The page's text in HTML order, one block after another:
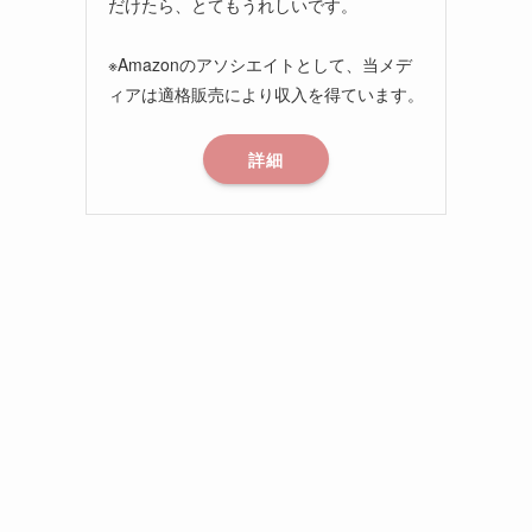
だけたら、とてもうれしいです。
※Amazonのアソシエイトとして、当メデ
ィアは適格販売により収入を得ています。
詳細